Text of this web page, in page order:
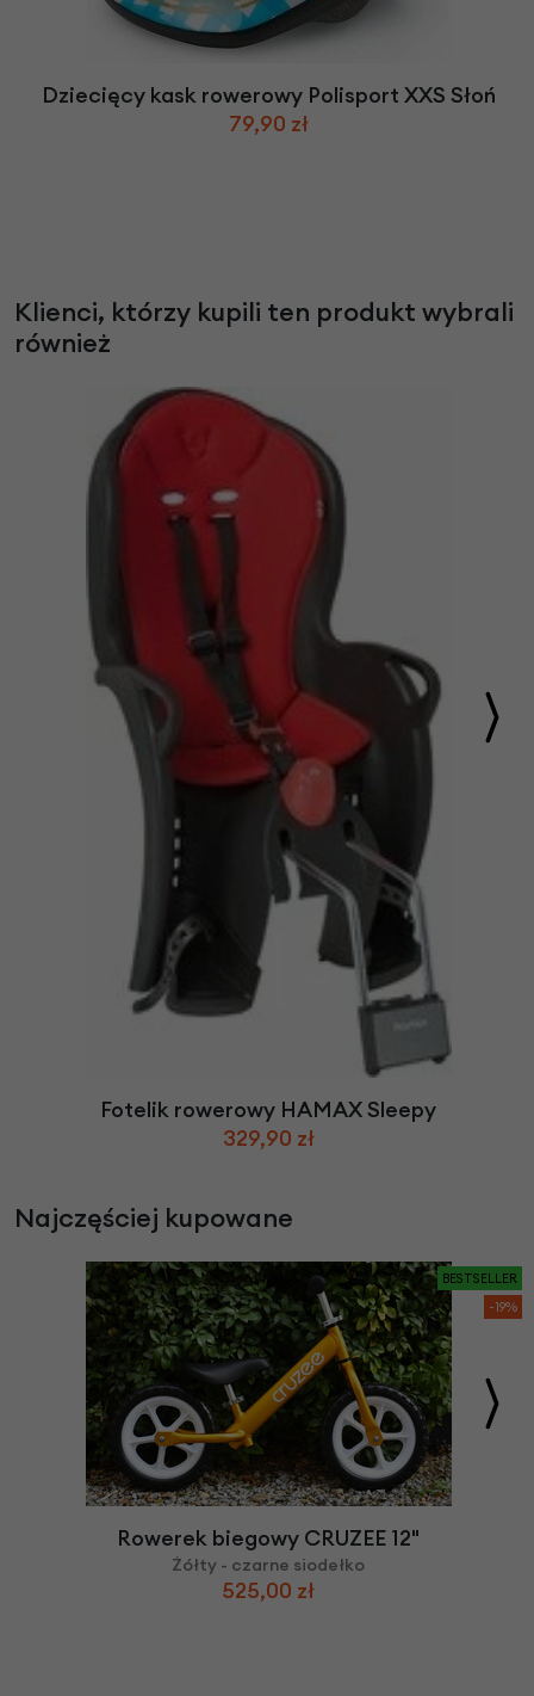
Dziecięcy kask rowerowy Polisport XXS Słoń
79,90 zł
Klienci, którzy kupili ten produkt wybrali
również
Fotelik rowerowy HAMAX Sleepy
329,90 zł
Najczęściej kupowane
BESTSELLER
-19%
Rowerek biegowy CRUZEE 12"
Żółty - czarne siodełko
525,00 zł